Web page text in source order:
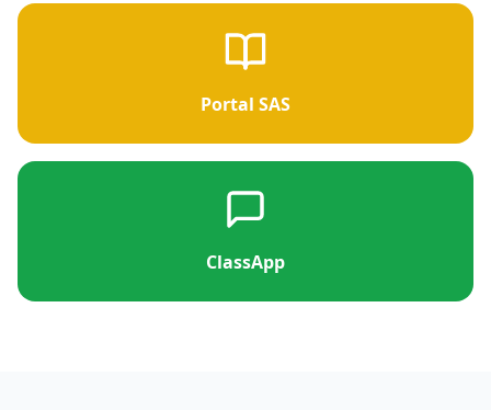
Portal SAS
ClassApp